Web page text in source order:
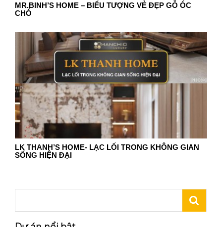
MR.BINH’S HOME – BIỂU TƯỢNG VẺ ĐẸP GỖ ÓC
CHÓ
LK THANH’S HOME- LẠC LỐI TRONG KHÔNG GIAN
SỐNG HIỆN ĐẠI